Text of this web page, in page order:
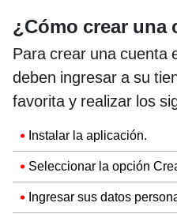
¿Cómo crear una
Para crear una cuenta
deben ingresar a su
favorita y realizar los
Instalar la aplicación.
Seleccionar la opción
Ingresar sus datos